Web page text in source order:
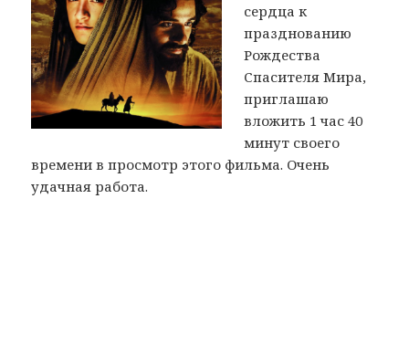
сердца к
празднованию
Рождества
Спасителя Мира,
приглашаю
вложить 1 час 40
минут своего
времени в просмотр этого фильма. Очень
удачная работа.